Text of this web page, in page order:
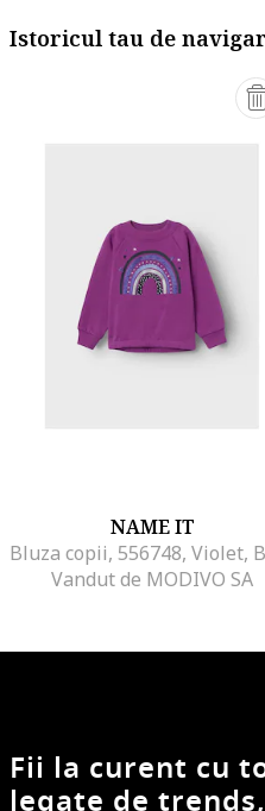
Istoricul tau de
NAME IT
Vandut de MODIVO SA
Fii la curent cu
legate de